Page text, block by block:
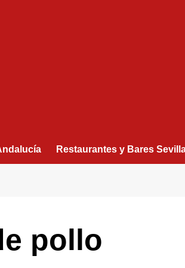
Restaurantes y Bares
pollo